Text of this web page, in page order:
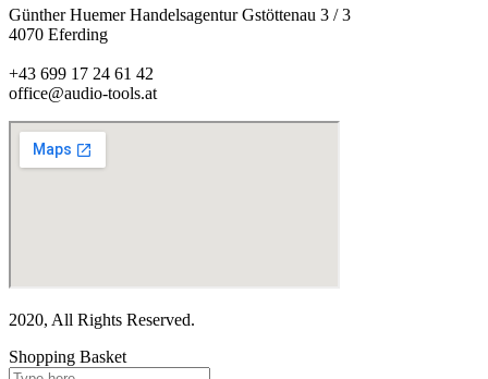
Günther Huemer Handelsagentur Gstöttenau 3 / 3
4070 Eferding
+43 699 17 24 61 42
office@audio-tools.at
2020, All Rights Reserved.
Shopping Basket